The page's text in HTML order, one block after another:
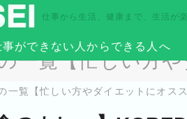
仕事から生活、健康まで、生活が
事ができない人からできる人へ
一覧【忙しい方
一覧【忙しい方やダイエットにオスス